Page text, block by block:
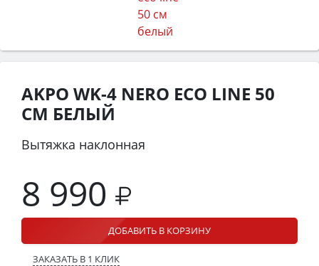
AKPO WK-4 NERO ECO LINE 50
СМ БЕЛЫЙ
Вытяжка наклонная
8 990
ДОБАВИТЬ В КОРЗИНУ
ЗАКАЗАТЬ В 1 КЛИК